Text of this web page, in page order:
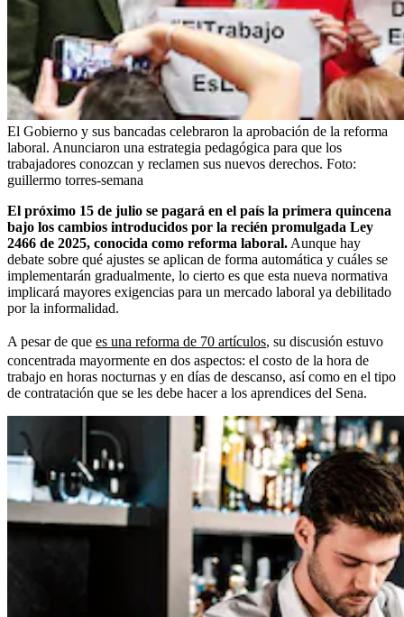
El Gobierno y sus bancadas celebraron la aprobación de la reforma
laboral. Anunciaron una estrategia pedagógica para que los
trabajadores conozcan y reclamen sus nuevos derechos. Foto:
guillermo torres-semana
El próximo 15 de julio se pagará en el país la primera quincena
bajo los cambios introducidos por la recién promulgada Ley
2466 de 2025, conocida como reforma laboral.Aunque hay
debate sobre qué ajustes se aplican de forma automática y cuáles se
implementarán gradualmente, lo cierto es que esta nueva normativa
implicará mayores exigencias para un mercado laboral ya debilitado
por la informalidad.
A pesar de que es una reforma de 70 artículos, su discusión estuvo
concentrada mayormente en dos aspectos: el costo de la hora de
trabajo en horas nocturnas y en días de descanso, así como en el tipo
de contratación que se les debe hacer a los aprendices del Sena.